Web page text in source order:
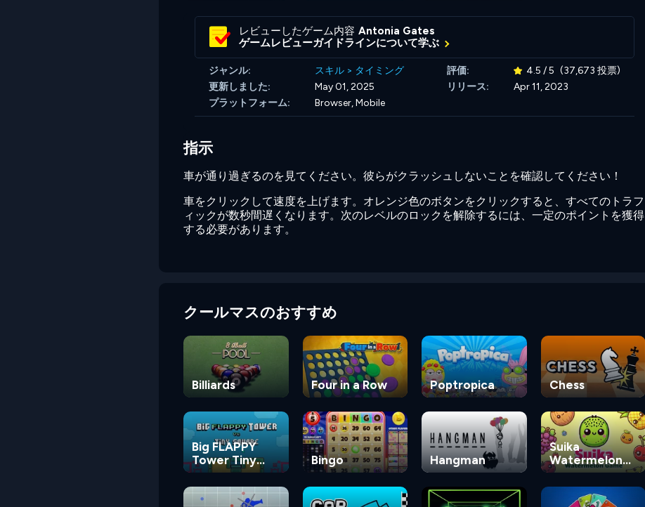
レビューしたゲーム内容 Antonia Gates
ゲームレビューガイドラインについて学ぶ
ジャンル: スキル > タイミング 評価: 4.5 / 5 (37,673 投票)
更新しました:
May 01, 2025 リリース:
Apr 11, 2023
プラットフォーム:
Browser, Mobile
指示
車が通り過ぎるのを見てください。彼らがクラッシュしないことを確認してください！
車をクリックして速度を上げます。オレンジ色のボタンをクリックすると、すべてのトラフ
ィックが数秒間遅くなります。次のレベルのロックを解除するには、一定のポイントを獲得
する必要があります。
クールマスのおすすめ
Billiards Four in a Row Poptropica Chess
Big FLAPPY
Tower Tiny
Square
Bingo Hangman
Suika
Watermelon
Game